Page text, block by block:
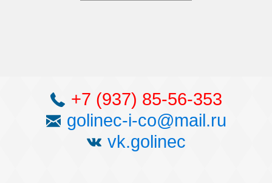
+7 (937) 85-56-353
golinec-i-co@mail.ru
vk.golinec